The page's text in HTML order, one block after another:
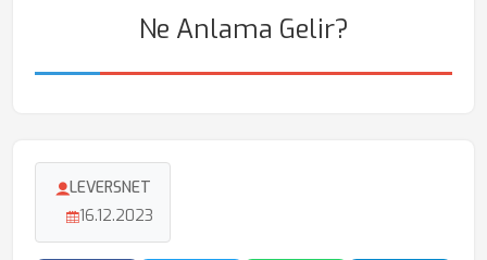
Ne Anlama Gelir?
LEVERSNET
16.12.2023